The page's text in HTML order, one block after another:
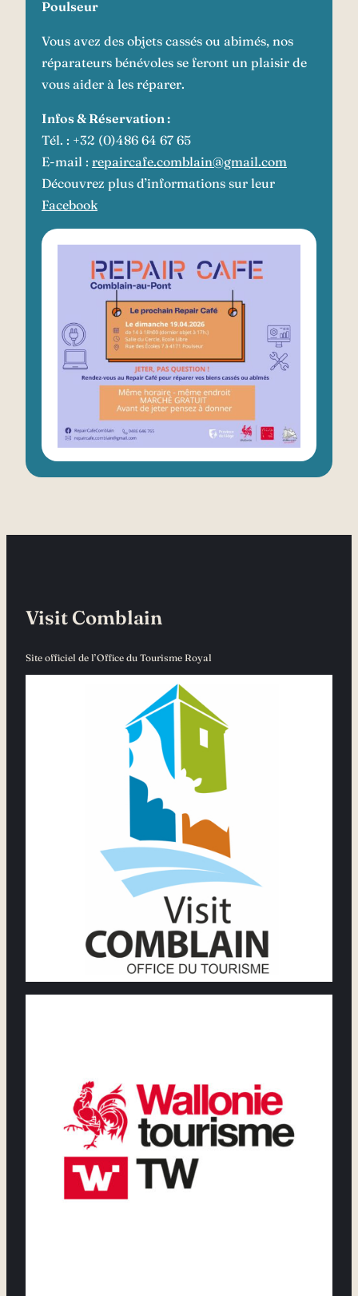
Poulseur
Vous avez des objets cassés ou abimés, nos
réparateurs bénévoles se feront un plaisir de
vous aider à les réparer.
Infos & Réservation :
Tél. : +32 (0)486 64 67 65
E-mail : repaircafe.comblain@gmail.com
Découvrez plus d’informations sur leur
Facebook
Visit Comblain
Site officiel de l’Office du Tourisme Royal